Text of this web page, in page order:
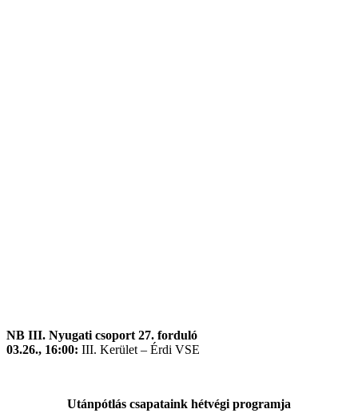
NB III. Nyugati csoport 27. forduló
03.26., 16:00: III. Kerület – Érdi VSE
Utánpótlás csapataink hétvégi programja